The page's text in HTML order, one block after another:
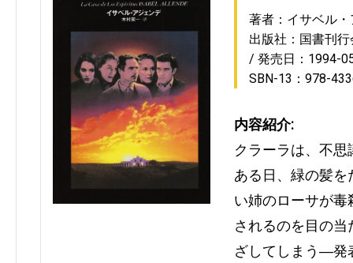
著者：イサベル
出版社：国書刊行
発売日：1994-
SBN-13：978-
内容紹介:
クラーラは、不
ある日、緑の髪
い姉のローサが
されるのを目の
ざしてしまう―発